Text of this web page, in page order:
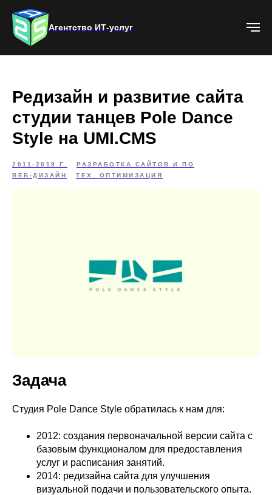
Агентство ИТ-услуг
Редизайн и развитие сайта
студии танцев Pole Dance
Style на UMI.CMS
2011-2019 Г.
РАЗРАБОТКА САЙТОВ И ПО
ВЕБ-ДИЗАЙН
ТЕХ. ОПТИМИЗАЦИЯ
Задача
Студия Pole Dance Style обратилась к нам для:
2012: создания первоначальной версии сайта с
базовым функционалом для предоставления
услуг и расписания занятий.
2014: редизайна сайта для улучшения
визуальной подачи и пользовательского опыта.